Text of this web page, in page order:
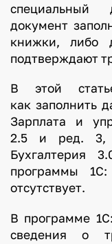
документ
книжки, либо
подтверждают
В этой
как заполнить
Зарплата и
2.5 и ред. 3,
Бухгалтерия
программы
отсутствует.
В программе
сведения о